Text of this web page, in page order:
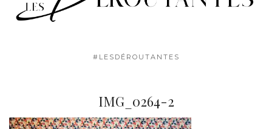
#LESDÉROUTANTES
IMG_0264-2